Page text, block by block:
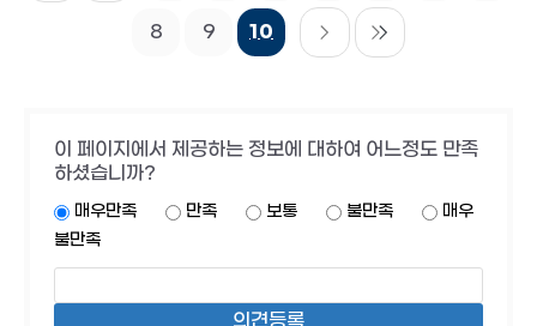
8 9 10
이 페이지에서 제공하는 정보에 대하여 어느정도 만족
하셨습니까?
매우만족 만족 보통 불만족
매우
불만족